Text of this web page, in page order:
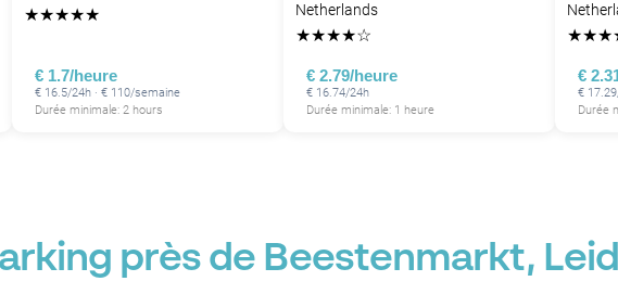
★★★★★
€ 1.7/heure
€ 16.5/24h · € 110/semaine
Durée minimale: 2 hours
Netherlands
★★★★☆
€ 2.79/heure
€ 16.74/24h
Durée minimale: 1 heure
★★★
€
€
Durée
près de Beestenmarkt,